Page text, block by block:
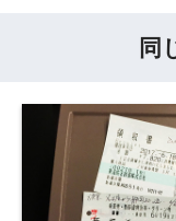
同